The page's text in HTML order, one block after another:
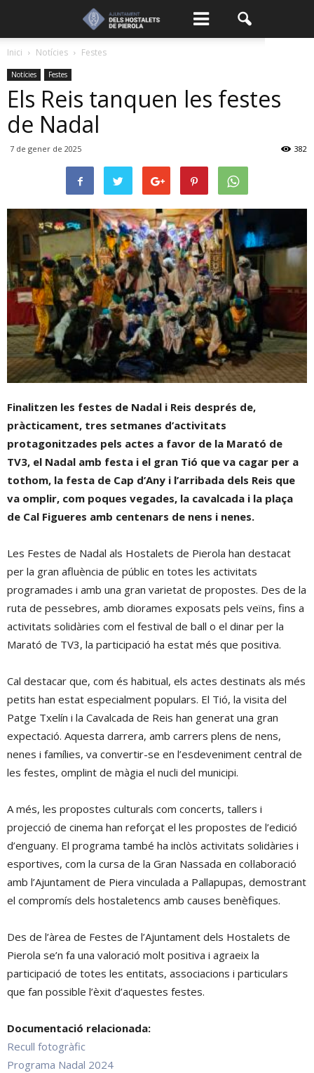
Inici Notícies Festes
Notícies Festes
Els Reis tanquen les festes
de Nadal
7 de gener de 2025 382
Finalitzen les festes de Nadal i Reis després de,
pràcticament, tres setmanes d’activitats
protagonitzades pels actes a favor de la Marató de
TV3, el Nadal amb festa i el gran Tió que va cagar per a
tothom, la festa de Cap d’Any i l’arribada dels Reis que
va omplir, com poques vegades, la cavalcada i la plaça
de Cal Figueres amb centenars de nens i nenes.
Les Festes de Nadal als Hostalets de Pierola han destacat
per la gran afluència de públic en totes les activitats
programades i amb una gran varietat de propostes. Des de la
ruta de pessebres, amb diorames exposats pels veïns, fins a
activitats solidàries com el festival de ball o el dinar per la
Marató de TV3, la participació ha estat més que positiva.
Cal destacar que, com és habitual, els actes destinats als més
petits han estat especialment populars. El Tió, la visita del
Patge Txelín i la Cavalcada de Reis han generat una gran
expectació. Aquesta darrera, amb carrers plens de nens,
nenes i famílies, va convertir-se en l’esdeveniment central de
les festes, omplint de màgia el nucli del municipi.
A més, les propostes culturals com concerts, tallers i
projecció de cinema han reforçat el les propostes de l’edició
d’enguany. El programa també ha inclòs activitats solidàries i
esportives, com la cursa de la Gran Nassada en col·laboració
amb l’Ajuntament de Piera vinculada a Pallapupas, demostrant
el compromís dels hostaletencs amb causes benèfiques.
Des de l’àrea de Festes de l’Ajuntament dels Hostalets de
Pierola se’n fa una valoració molt positiva i agraeix la
participació de totes les entitats, associacions i particulars
que fan possible l’èxit d’aquestes festes.
Documentació relacionada:
Recull fotogràfic
Programa Nadal 2024